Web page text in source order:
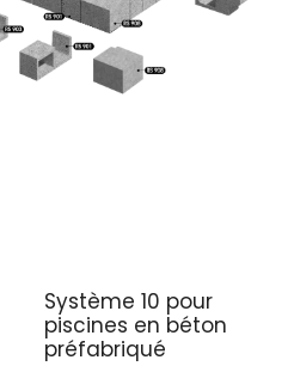
Système 10 pour
piscines en béton
préfabriqué